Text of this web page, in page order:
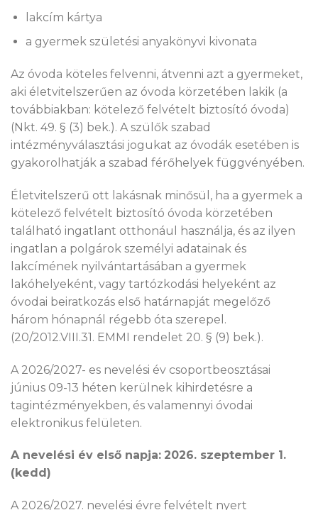
lakcím kártya
a gyermek születési anyakönyvi kivonata
Az óvoda köteles felvenni, átvenni azt a gyermeket,
aki életvitelszerűen az óvoda körzetében lakik (a
továbbiakban: kötelező felvételt biztosító óvoda)
(Nkt. 49. § (3) bek.). A szülők szabad
intézményválasztási jogukat az óvodák esetében is
gyakorolhatják a szabad férőhelyek függvényében.
Életvitelszerű ott lakásnak minősül, ha a gyermek a
kötelező felvételt biztosító óvoda körzetében
található ingatlant otthonául használja, és az ilyen
ingatlan a polgárok személyi adatainak és
lakcímének nyilvántartásában a gyermek
lakóhelyeként, vagy tartózkodási helyeként az
óvodai beiratkozás első határnapját megelőző
három hónapnál régebb óta szerepel.
(20/2012.VIII.31. EMMI rendelet 20. § (9) bek.).
A 2026/2027- es nevelési év csoportbeosztásai
június 09-13 héten kerülnek kihirdetésre a
tagintézményekben, és valamennyi óvodai
elektronikus felületen.
A nevelési év első napja: 2026. szeptember 1.
(kedd)
A 2026/2027. nevelési évre felvételt nyert